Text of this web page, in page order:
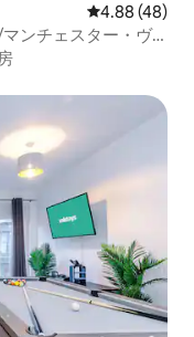
レビュー48
4.88 (48)
ンチェスター・ヴ